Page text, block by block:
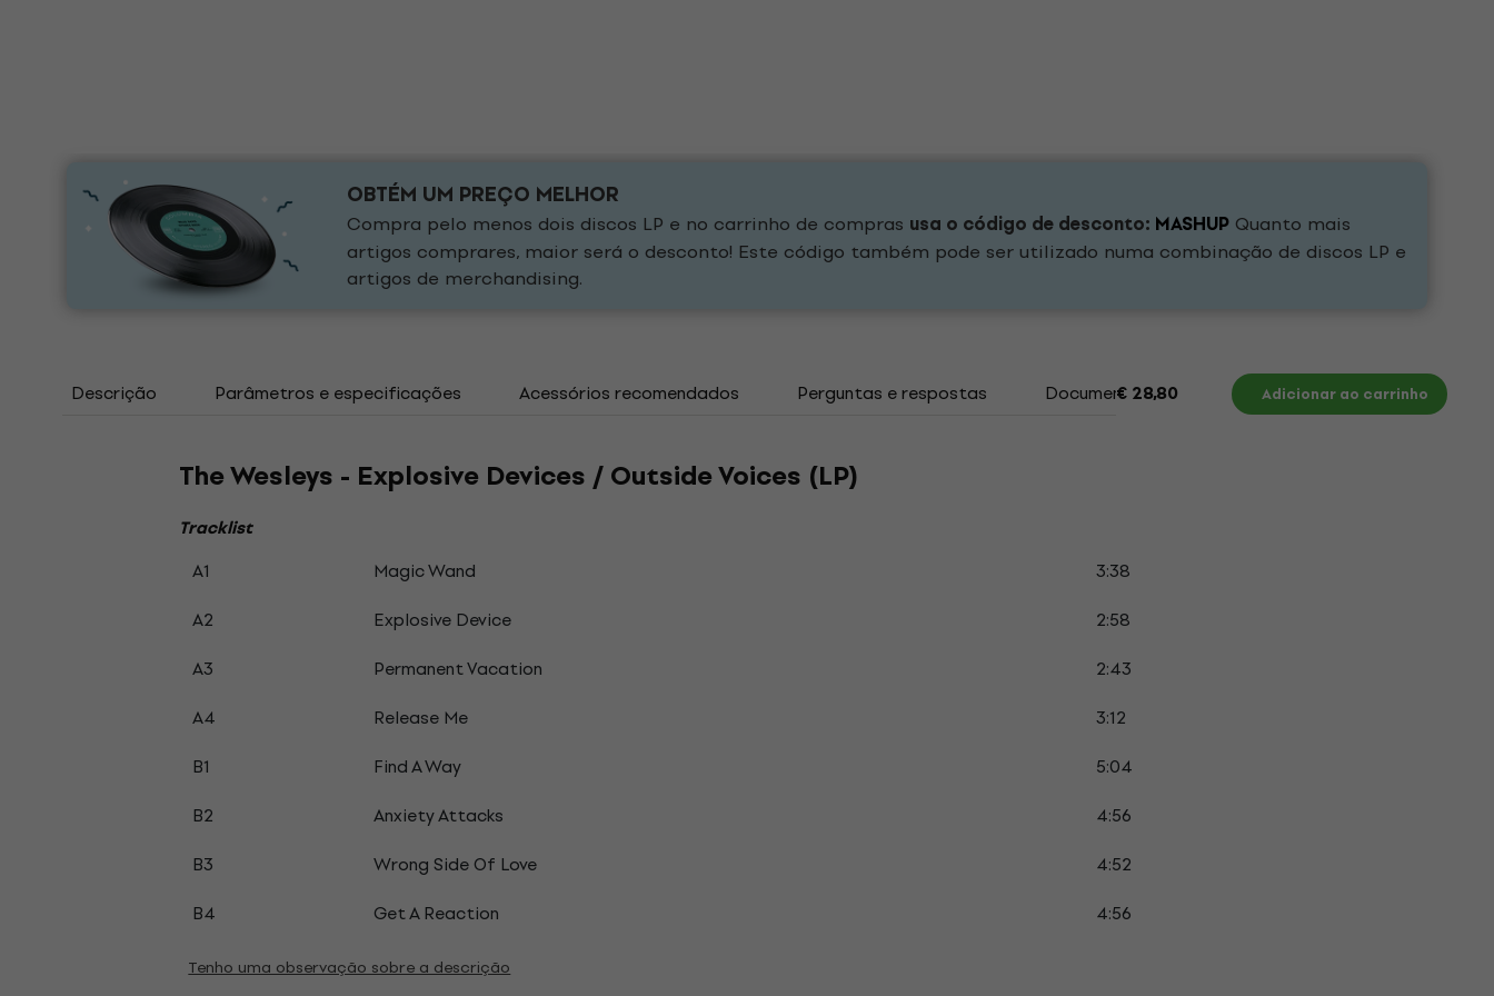
OBTÉM UM PREÇO MELHOR
Compra pelo menos dois discos LP e no carrinho de compras usa o código de desconto: MASHUP Quanto mais
artigos comprares, maior será o desconto! Este código também pode ser utilizado numa combinação de discos LP e
artigos de merchandising.
Descrição Parâmetros e especificações Acessórios recomendados Perguntas e respostas Documentos
€ 28,80 Adicionar ao carrinho
The Wesleys - Explosive Devices / Outside Voices (LP)
Tracklist
A1 Magic Wand
3:38
A2
Explosive Device
2:58
A3
Permanent Vacation
2:43
A4
Release Me
3:12
B1
Find A Way
5:04
B2
Anxiety Attacks
4:56
B3
Wrong Side Of Love
4:52
B4
Get A Reaction 4:56
Tenho uma observação sobre a descrição